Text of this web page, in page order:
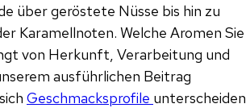
über geröstete Nüsse bis hin zu
Karamellnoten. Welche Aromen Sie
von Herkunft, Verarbeitung und
ausführlichen Beitrag
Geschmacksprofile unterscheiden